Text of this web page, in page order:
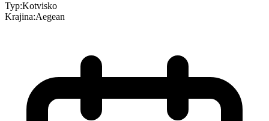
Typ:Kotvisko
Krajina:Aegean